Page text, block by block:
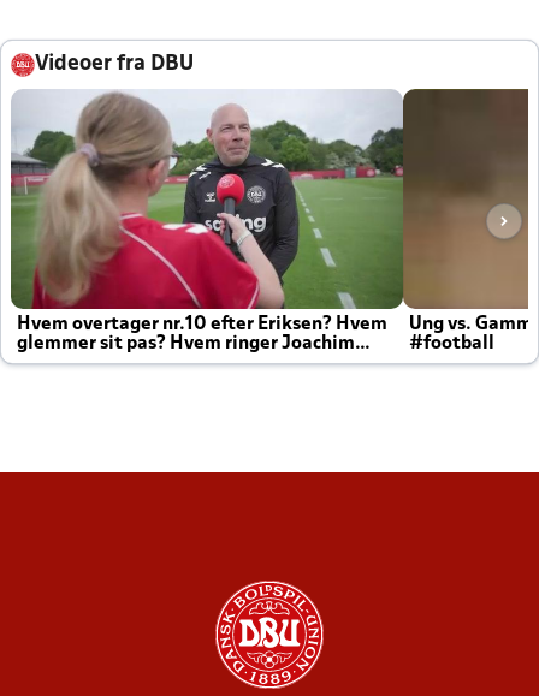
Videoer fra DBU
Hvem overtager nr.10 efter Eriksen? Hvem
glemmer sit pas? Hvem ringer Joachim
altid til efter kampe?
Ung vs.
#football